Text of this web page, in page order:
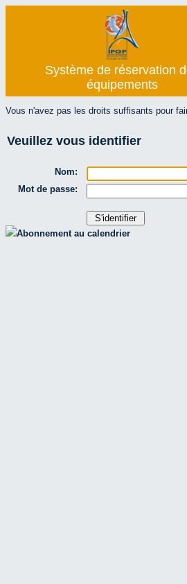
Système de réservation
équipements
Vous n'avez pas les droits suffisants pour
Veuillez vous identifier
Nom:
Mot de passe:
Abonnement au calendrier